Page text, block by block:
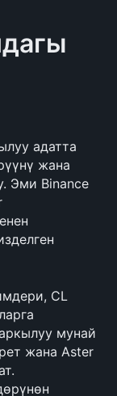
адатта
жана
Эми Binance
CL
мунай
жана Aster